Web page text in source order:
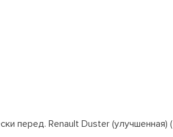
перед. Renault Duster (улучшенная)